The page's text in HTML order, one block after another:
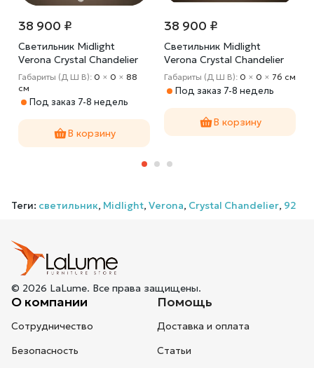
38 900 ₽
Светильник Midlight
Verona Crystal Chandelier
88
Габариты (Д Ш В): 0 × 0 × 88
cм
Под заказ 7-8 недель
В корзину
38 900 ₽
Светильник Midlight
Verona Crystal Chandelier
76
Габариты (Д Ш В): 0 × 0 × 76 cм
Под заказ 7-8 недель
В корзину
Теги: светильник, Midlight, Verona, Crystal Chandelier, 92
© 2026 LaLume. Все права защищены.
О компании
Сотрудничество
Безопасность
Помощь
Доставка и оплата
Статьи